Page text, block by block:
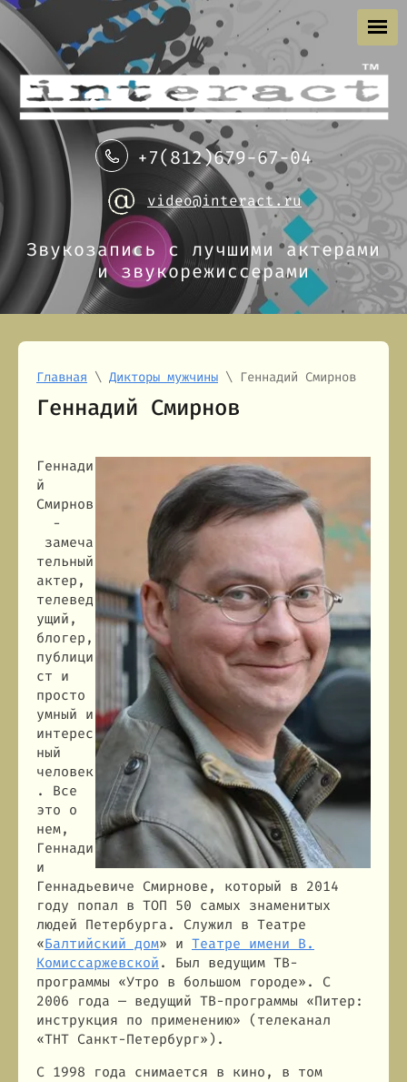
+7(812)679-67-04
video@interact.ru
Звукозапись с лучшими актерами
и звукорежиссерами
Главная \ Дикторы мужчины \ Геннадий Смирнов
Геннадий Смирнов
Геннади
й
Смирнов
-
замеча
тельный
актер,
телевед
ущий,
блогер,
публици
ст и
просто
умный и
интерес
ный
человек
. Все
это о
нем,
Геннади
и
Геннадьевиче Смирнове, который в 2014
году попал в ТОП 50 самых знаменитых
людей Петербурга. Служил в Театре
«Балтийский дом» и Театре имени В.
Комиссаржевской . Был ведущим ТВ-
программы «Утро в большом городе». С
2006 года — ведущий ТВ-программы «Питер:
инструкция по применению» (телеканал
«ТНТ Санкт-Петербург»).
С 1998 года снимается в кино, в том